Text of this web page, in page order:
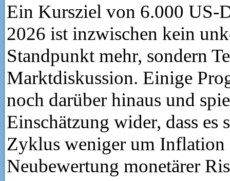
Ein Kursziel von 6.000 US-
2026 ist inzwischen kein
Standpunkt mehr, sondern
Marktdiskussion. Einige
noch darüber hinaus und
Einschätzung wider, dass es
Zyklus weniger um Inflation
Neubewertung monetärer